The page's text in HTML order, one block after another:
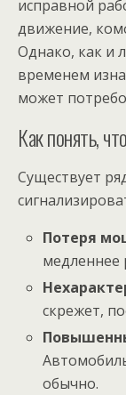
исправной
движение,
Однако, как и
временем
может
Как понять,
Существует
Потеря
медленнее
скрежет,
обычно.